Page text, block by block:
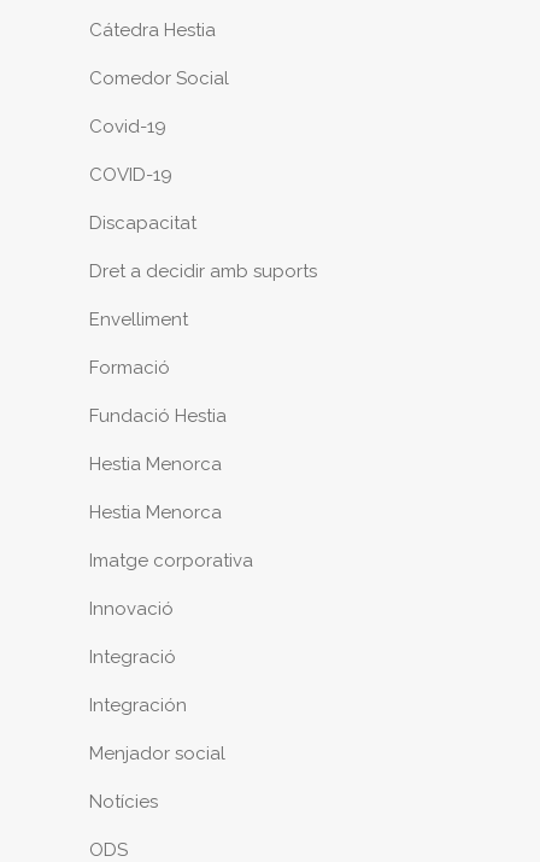
Cátedra Hestia
Comedor Social
Covid-19
COVID-19
Discapacitat
Dret a decidir amb suports
Envelliment
Formació
Fundació Hestia
Hestia Menorca
Hestia Menorca
Imatge corporativa
Innovació
Integració
Integración
Menjador social
Notícies
ODS